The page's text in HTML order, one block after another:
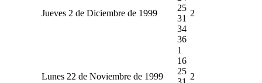
Jueves 2 de Diciembre de 1999
25
31
34
36
2
Lunes 22 de Noviembre de 1999
1
16
25
2